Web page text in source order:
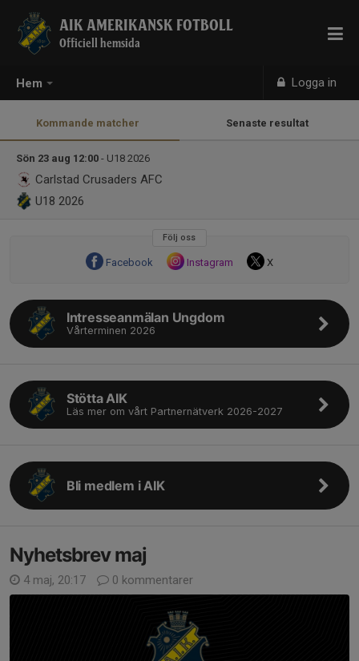
Hem Logga in
AIK AMERIKANSK FOTBOLL
Officiell hemsida
Kommande matcher Senaste resultat
Sön 23 aug 12:00 - U18 2026
Carlstad Crusaders AFC
U18 2026
Följ oss
Facebook Instagram X
Intresseanmälan Ungdom
Vårterminen 2026
Stötta AIK
Läs mer om vårt Partnernätverk 2026-2027
Bli medlem i AIK
Nyhetsbrev maj
4 maj, 20:17 0 kommentarer